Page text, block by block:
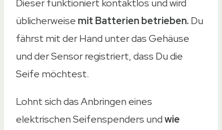
Dieser funktioniert kontaktlos und wird
üblicherweise mit Batterien betrieben.Du
fährst mit der Hand unter das Gehäuse
und der Sensor registriert, dass Du die
Seife möchtest.
Lohnt sich das Anbringen eines
elektrischen Seifenspenders undwie